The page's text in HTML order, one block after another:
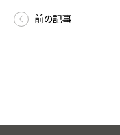
前の記事